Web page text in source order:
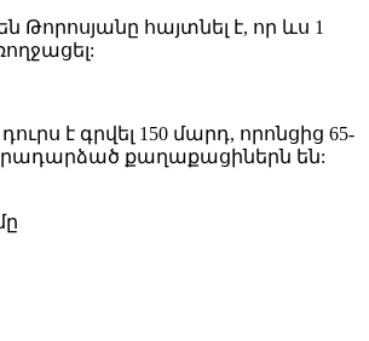
հայտնել է, որ ևս 1
է գրվել 150 մարդ, որոնցից 65-
քաղաքացիներն են: